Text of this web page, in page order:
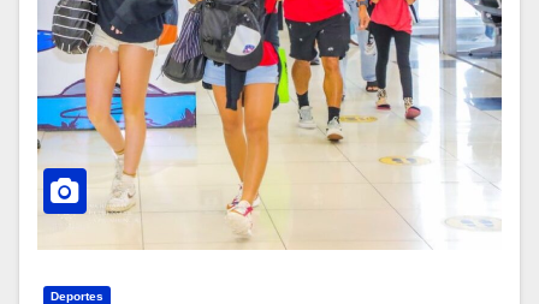
Deportes